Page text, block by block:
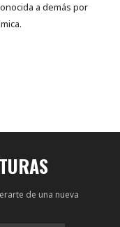
a demás por
de una nueva